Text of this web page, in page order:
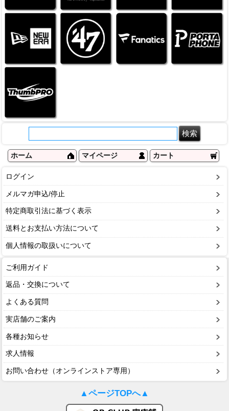
ホーム マイページ カート
ログイン
メルマガ申込/停止
特定商取引法に基づく表示
送料とお支払い方法について
個人情報の取扱いについて
ご利用ガイド
返品・交換について
よくある質問
実店舗のご案内
各種お知らせ
求人情報
お問い合わせ（オンラインストア専用）
▲ページTOPへ▲